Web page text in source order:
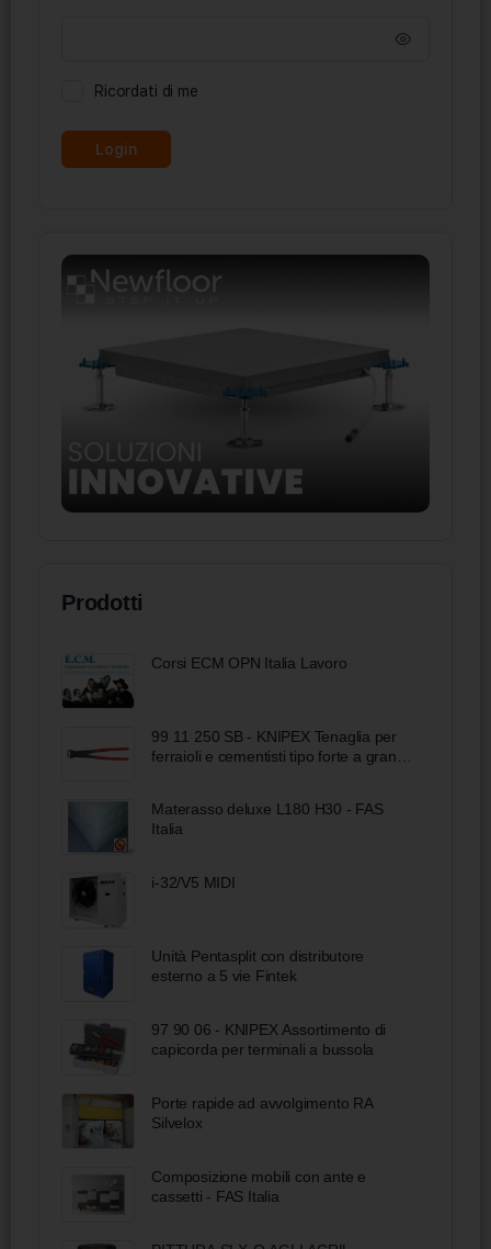
Ricordati di me
Prodotti
Corsi ECM OPN Italia Lavoro
99 11 250 SB - KNIPEX Tenaglia per
ferraioli e cementisti tipo forte a grande
Materasso deluxe L180 H30 - FAS
Italia
i-32/V5 MIDI
Unità Pentasplit con distributore
esterno a 5 vie Fintek
97 90 06 - KNIPEX Assortimento di
capicorda per terminali a bussola
Porte rapide ad avvolgimento RA
Silvelox
Composizione mobili con ante e
cassetti - FAS Italia